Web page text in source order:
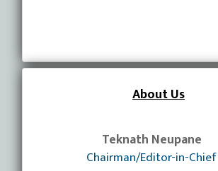
About Us
Teknath Neupane
Chairman/Editor-in-Chief